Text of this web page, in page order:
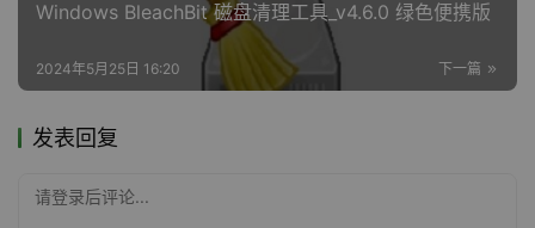
Windows BleachBit 磁盘清理工具_v4.6.0 绿色便携版
下一篇
2024年5月25日 16:20
发表回复
请登录后评论...